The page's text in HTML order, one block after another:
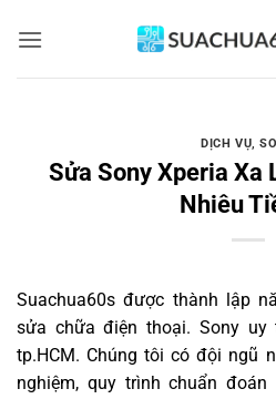
qua
DỊCH VỤ,
Sửa Sony Xperia Xa
Nhiêu
Suachua60s được thành lập
sửa chữa điện thoại. Sony uy
tp.HCM. Chúng tôi có đội ngũ
nghiệm, quy trình chuẩn